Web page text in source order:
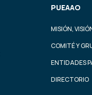
PUEAAO
MISIÓN,
COMITÉ Y
ENTIDADES
DIRECTORIO